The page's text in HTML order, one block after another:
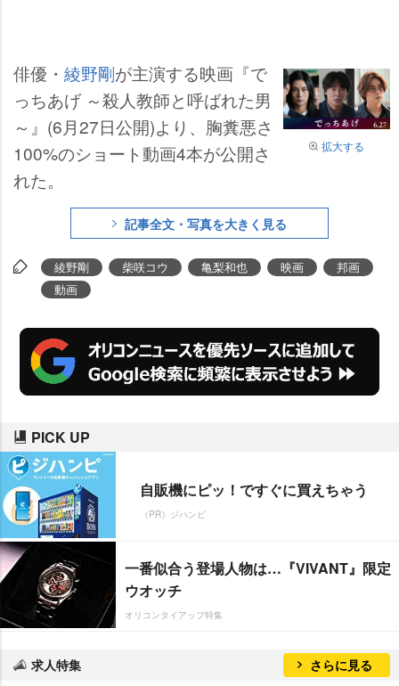
拡大する
俳優・ 綾野剛が主演する映画『で
っちあげ ～殺人教師と呼ばれた男
～』(6月27日公開)より、胸糞悪さ
100%のショート動画4本が公開さ
れた。
記事全文・写真を大きく見る
綾野剛 柴咲コウ 亀梨和也 映画
邦画
動画
PICK UP
自販機にピッ！ですぐに買えちゃう
（PR）ジハンピ
一番似合う登場人物は…『VIVANT』限定
ウオッチ
オリコンタイアップ特集
求人特集 さらに見る